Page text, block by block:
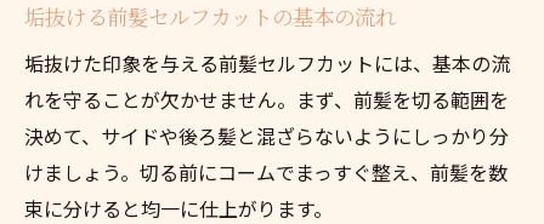
前髪のセルフカットで失敗を防ぐテクニッ
ク
自分で前髪を切るときにありがちな失敗例
前髪を綺麗に切るためのセルフカット工夫
集
垢抜ける前髪セルフカットの基本の流れ
垢抜けた印象を与える前髪セルフカットには、基本の流
れを守ることが欠かせません。まず、前髪を切る範囲を
決めて、サイドや後ろ髪と混ざらないようにしっかり分
けましょう。切る前にコームでまっすぐ整え、前髪を数
束に分けると均一に仕上がります。